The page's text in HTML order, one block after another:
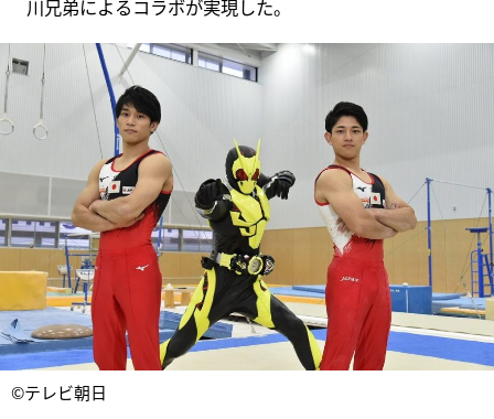
川兄弟によるコラボが実現した。
©テレビ朝日